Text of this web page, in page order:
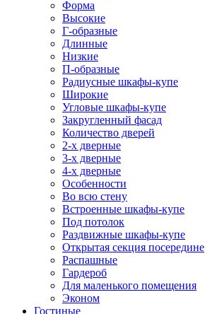
Форма
Высокие
Г-образные
Длинные
Низкие
П-образные
Радиусные шкафы-купе
Широкие
Угловые шкафы-купе
Закругленный фасад
Количество дверей
2-х дверные
3-х дверные
4-х дверные
Особенности
Во всю стену
Встроенные шкафы-купе
Под потолок
Раздвижные шкафы-купе
Открытая секция посередине
Распашные
Гардероб
Для маленького помещения
Эконом
Гостиные